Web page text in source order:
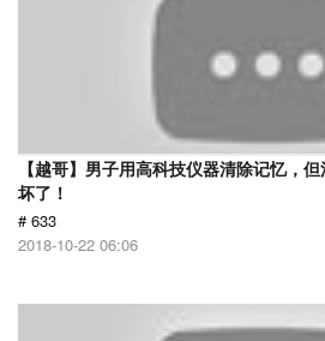
【越哥】男子用高科技仪器清除记忆，
坏了！
# 633
2018-10-22 06:06